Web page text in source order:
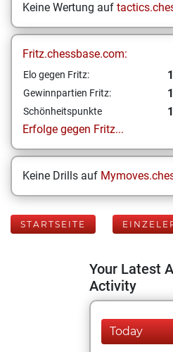
Keine Wertung auf
Fritz.chessbase.com:
Elo gegen Fritz:
Gewinnpartien Fritz: 1
Schönheitspunkte
Erfolge gegen Fritz...
Keine Drills auf
STARTSEITE
Your Latest
Activity
Today